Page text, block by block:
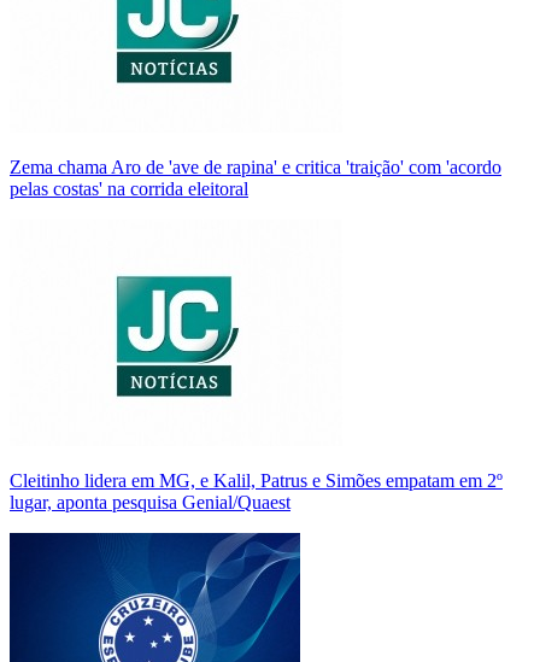
Zema chama Aro de 'ave de rapina' e critica 'traição' com 'acordo
pelas costas' na corrida eleitoral
Cleitinho lidera em MG, e Kalil, Patrus e Simões empatam em 2º
lugar, aponta pesquisa Genial/Quaest